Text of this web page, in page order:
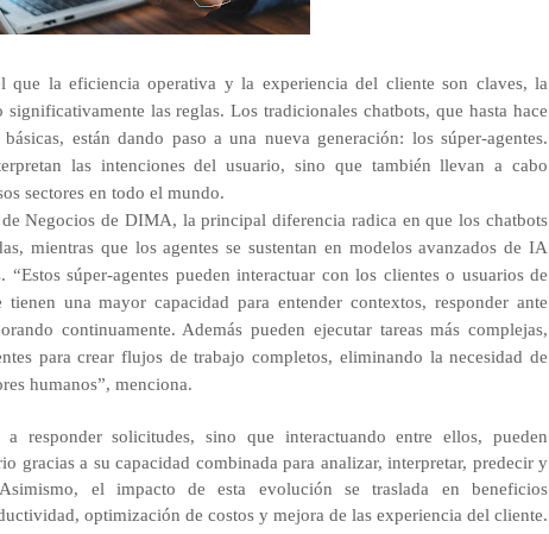
que la eficiencia operativa y la experiencia del cliente son claves, la
las reglas. Los tradicionales chatbots, que hasta hace
están dando paso a una nueva generación: los súper-agentes.
las intenciones del usuario, sino que también llevan a cabo
sectores en todo el mundo.
Negocios de DIMA, la principal diferencia radica en que los chatbots
mientras que los agentes se sustentan en modelos avanzados de IA
súper-agentes pueden interactuar con los clientes o usuarios de
una mayor capacidad para entender contextos, responder ante
continuamente. Además pueden ejecutar tareas más complejas,
para crear flujos de trabajo completos, eliminando la necesidad de
humanos”, menciona.
responder solicitudes, sino que interactuando entre ellos, pueden
gracias a su capacidad combinada para analizar, interpretar, predecir y
el impacto de esta evolución se traslada en beneficios
optimización de costos y mejora de las experiencia del cliente.